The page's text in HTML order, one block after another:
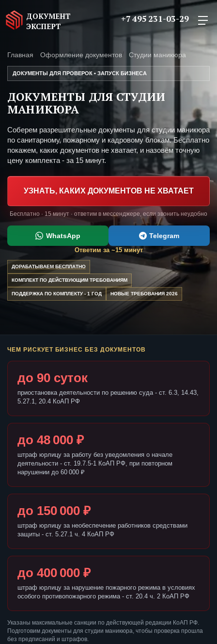
ДОКУМЕНТ
ЭКСПЕРТ
+7 495 231-03-29
Главная Оформление документов Студии маникюра
ДОКУМЕНТЫ ДЛЯ ПРОВЕРОК • ЗАПУСК БИЗНЕСА
ДОКУМЕНТЫ ДЛЯ СТУДИИ
МАНИКЮРА
Соберем разрешительные документы для студии маникюра
по санитарному, пожарному и кадровому блокам. Бесплатно
покажем, каких документов не хватает, и назовём точную
цену комплекта - за 15 минут.
УЗНАТЬ, КАКИХ ДОКУМЕНТОВ НЕ ХВАТАЕТ
Бесплатно · 15 минут · ответим в мессенджере, если звонить неудобно
WhatsApp Telegram
Ответим за ~15 минут
ДОРАБАТЫВАЕМ БЕСПЛАТНО
КОМПЛЕКТ ПО ДЕЙСТВУЮЩИМ ТРЕБОВАНИЯМ
ПОДДЕРЖКА ПО КОМПЛЕКТУ - 1 ГОД НОВЫЕ ТРЕБОВАНИЯ 2026
ЧЕМ РИСКУЕТ БИЗНЕС БЕЗ ДОКУМЕНТОВ
до 90 суток
приостановка деятельности по решению суда - ст. 6.3, 14.43,
5.27.1, 20.4 КоАП РФ
до 48 000 ₽
штраф юрлицу за работу без уведомления о начале
деятельности - ст. 19.7.5-1 КоАП РФ, при повторном
нарушении до 60 000 ₽
до 150 000 ₽
штраф юрлицу за необеспечение работников средствами
защиты - ст. 5.27.1 ч. 4 КоАП РФ
до 400 000 ₽
штраф юрлицу за нарушение пожарного режима в условиях
особого противопожарного режима - ст. 20.4 ч. 2 КоАП РФ
Указаны максимальные санкции по действующей редакции КоАП РФ.
Подготовим документы для студии маникюра, чтобы проверка прошла
без предписаний и штрафов.